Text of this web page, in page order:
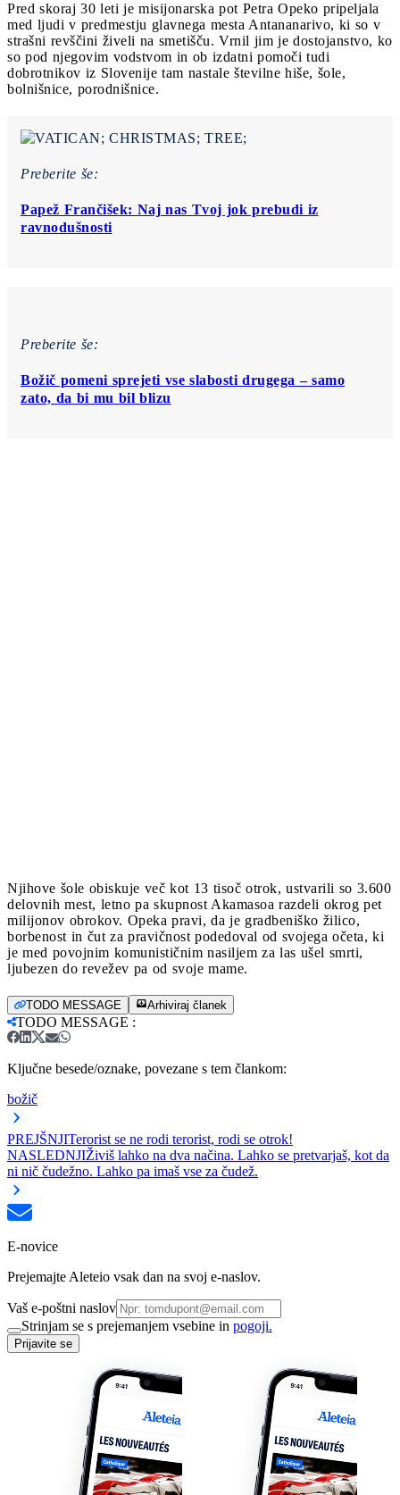
Pred skoraj 30 leti je misijonarska pot Petra Opeko pripeljala
med ljudi v predmestju glavnega mesta Antananarivo, ki so v
strašni revščini živeli na smetišču. Vrnil jim je dostojanstvo, ko
so pod njegovim vodstvom in ob izdatni pomoči tudi
dobrotnikov iz Slovenije tam nastale številne hiše, šole,
bolnišnice, porodnišnice.
Preberite še:
Papež Frančišek: Naj nas Tvoj jok prebudi iz
ravnodušnosti
Preberite še:
Božič pomeni sprejeti vse slabosti drugega – samo
zato, da bi mu bil blizu
Njihove šole obiskuje več kot 13 tisoč otrok, ustvarili so 3.600
delovnih mest, letno pa skupnost Akamasoa razdeli okrog pet
milijonov obrokov. Opeka pravi, da je gradbeniško žilico,
borbenost in čut za pravičnost podedoval od svojega očeta, ki
je med povojnim komunističnim nasiljem za las ušel smrti,
ljubezen do revežev pa od svoje mame.
TODO MESSAGE Arhiviraj članek
TODO MESSAGE :
Ključne besede/oznake, povezane s tem člankom:
božič
PREJŠNJITerorist se ne rodi terorist, rodi se otrok!
NASLEDNJIŽiviš lahko na dva načina. Lahko se pretvarjaš, kot da
ni nič čudežno. Lahko pa imaš vse za čudež.
E-novice
Prejemajte Aleteio vsak dan na svoj e-naslov.
Vaš e-poštni naslov
Strinjam se s prejemanjem vsebine in pogoji.
Prijavite se